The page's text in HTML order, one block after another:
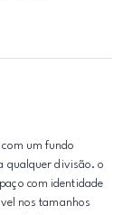
um fundo
qualquer divisão. o
com identidade
nos tamanhos